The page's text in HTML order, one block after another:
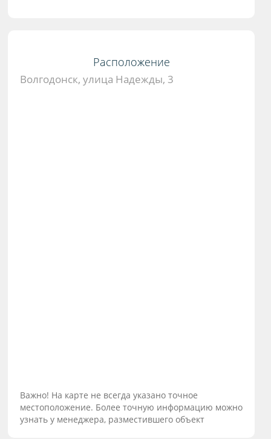
Расположение
Волгодонск, улица Надежды, 3
Важно! На карте не всегда указано точное
местоположение. Более точную информацию можно
узнать у менеджера, разместившего объект